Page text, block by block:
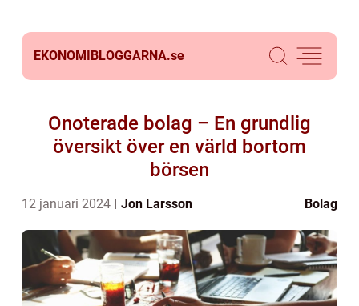
EKONOMIBLOGGARNA.se
Onoterade bolag – En grundlig
översikt över en värld bortom
börsen
12 januari 2024 Jon Larsson Bolag